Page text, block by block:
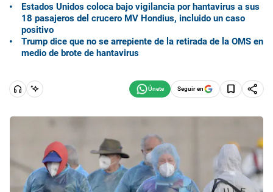
Estados Unidos coloca bajo vigilancia por hantavirus a sus
18 pasajeros del crucero MV Hondius, incluido un caso
positivo
Trump dice que no se arrepiente de la retirada de la OMS en
medio de brote de hantavirus
Seguir en